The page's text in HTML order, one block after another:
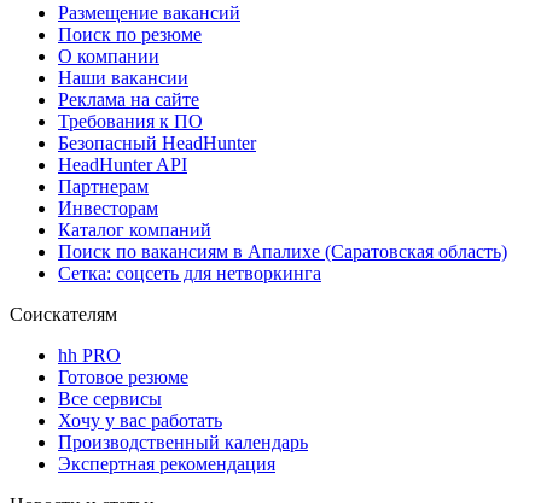
Размещение вакансий
Поиск по резюме
О компании
Наши вакансии
Реклама на сайте
Требования к ПО
Безопасный HeadHunter
HeadHunter API
Партнерам
Инвесторам
Каталог компаний
Поиск по вакансиям в Апалихе (Саратовская область)
Сетка: соцсеть для нетворкинга
Соискателям
hh PRO
Готовое резюме
Все сервисы
Хочу у вас работать
Производственный календарь
Экспертная рекомендация